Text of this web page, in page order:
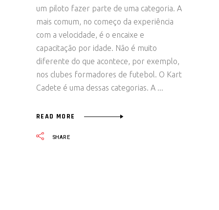
um piloto fazer parte de uma categoria. A
mais comum, no começo da experiência
com a velocidade, é o encaixe e
capacitação por idade. Não é muito
diferente do que acontece, por exemplo,
nos clubes formadores de futebol. O Kart
Cadete é uma dessas categorias. A
READ MORE
SHARE